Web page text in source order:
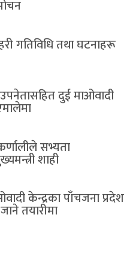
गतिविधि तथा घटनाहरू
दुई माओवादी
सभ्यता
शाही
केन्द्रका पाँचजना प्रदेश
तयारीमा